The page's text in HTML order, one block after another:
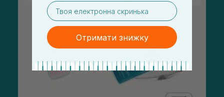
email
Отримати знижку